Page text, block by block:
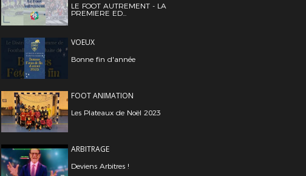
LE FOOT AUTREMENT - LA
PREMIERE ED...
VOEUX
Bonne fin d'année
FOOT ANIMATION
Les Plateaux de Noël 2023
ARBITRAGE
Deviens Arbitres !